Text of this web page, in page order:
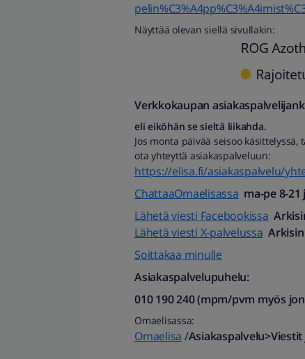
Näyttää olevan siellä sivullakin:
Verkkokaupan
eli eiköhän se sieltä liikahda.
Jos monta päivää seisoo käsittelyssä,
ota yhteyttä asiakaspalveluun:
https://elisa.fi/asiakaspalvelu/
ChattaaOmaelisassa ma-pe 8-21
Lähetä viesti Facebookissa
Lähetä viesti X-palvelussa
Soittakaa minulle
Asiakaspalvelupuhelu:
010 190 240 (mpm/pvm myös
Omaelisassa:
Omaelisa /